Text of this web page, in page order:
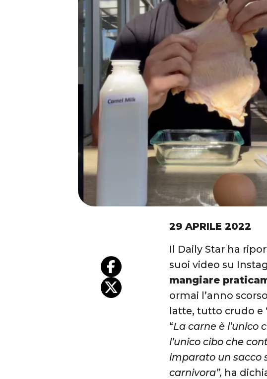
29 APRILE 2022
Il Daily Star ha
suoi video su
mangiare
ormai l’anno
latte, tutto crudo e
“La carne è
l’unico cibo che
imparato un sacco
carnivora”, ha